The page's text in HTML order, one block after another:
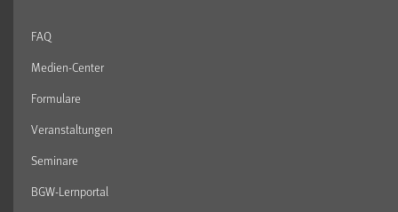
FAQ
Medien-Center
Formulare
Veranstaltungen
Seminare
BGW-Lernportal